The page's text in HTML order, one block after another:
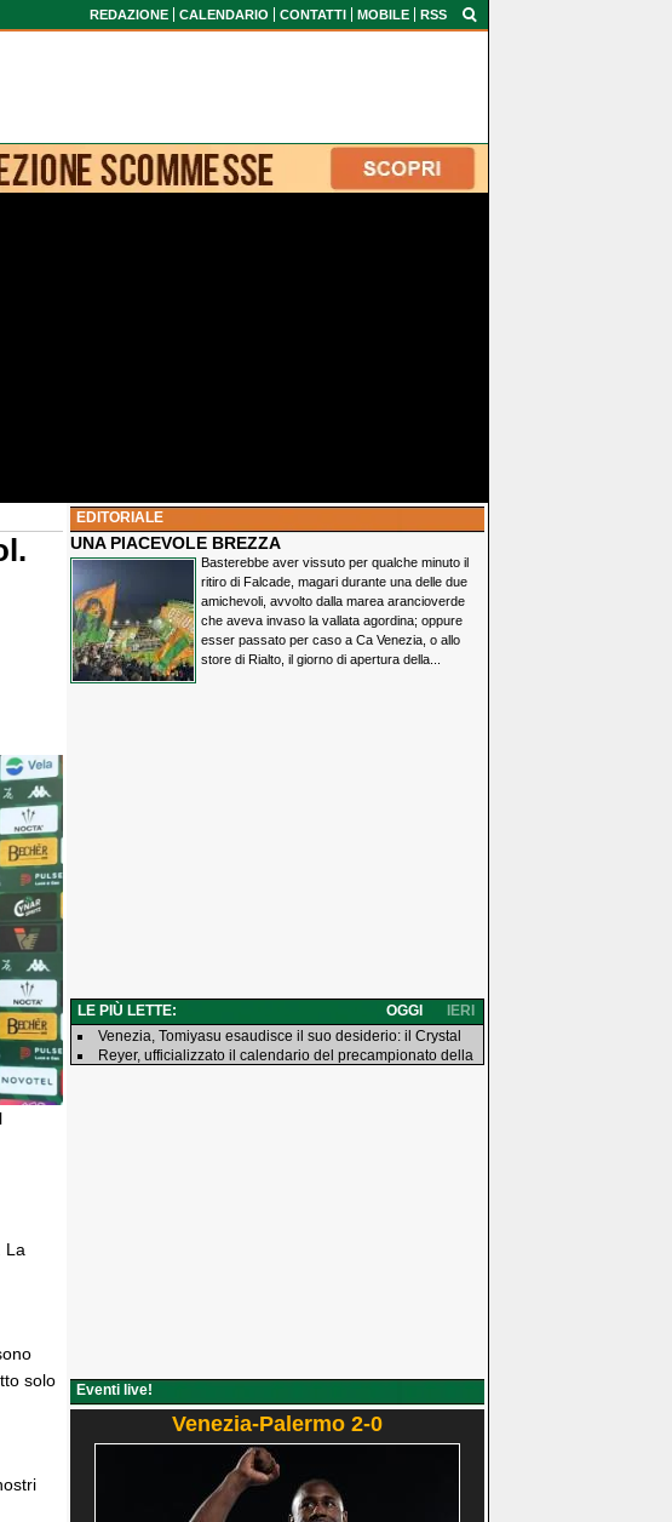
REDAZIONE CALENDARIO CONTATTI MOBILE RSS
La
solo
EDITORIALE
UNA PIACEVOLE BREZZA
Basterebbe aver vissuto per qualche minuto il
ritiro di Falcade, magari durante una delle due
amichevoli, avvolto dalla marea arancioverde
che aveva invaso la vallata agordina; oppure
esser passato per caso a Ca Venezia, o allo
store di Rialto, il giorno di apertura della...
LE PIÙ LETTE: IERI
OGGI
Venezia, Tomiyasu esaudisce il suo desiderio: il Crystal
Reyer, ufficializzato il calendario del precampionato della
Eventi live!
Venezia-Palermo 2-0